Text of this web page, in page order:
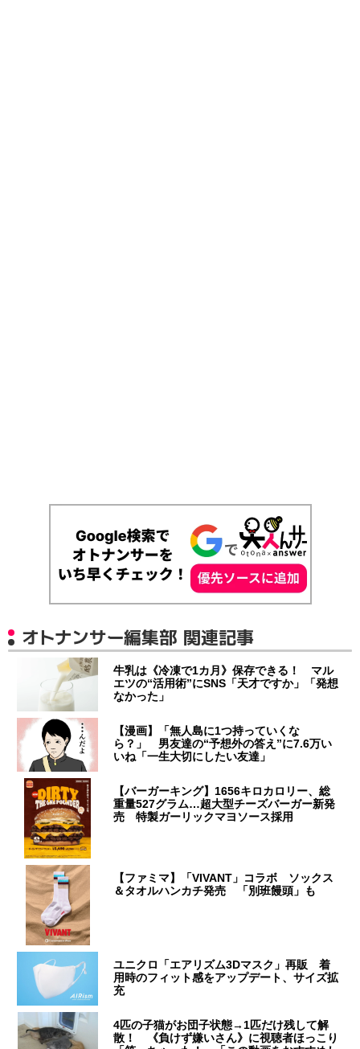
オトナンサー編集部 関連記事
牛乳は《冷凍で1カ月》保存できる！ マル
エツの“活用術”にSNS「天才ですか」「発想
なかった」
【漫画】「無人島に1つ持っていくな
ら？」 男友達の“予想外の答え”に7.6万い
いね「一生大切にしたい友達」
【バーガーキング】1656キロカロリー、総
重量527グラム…超大型チーズバーガー新発
売 特製ガーリックマヨソース採用
【ファミマ】「VIVANT」コラボ ソックス
＆タオルハンカチ発売 「別班饅頭」も
ユニクロ「エアリズム3Dマスク」再販 着
用時のフィット感をアップデート、サイズ拡
充
4匹の子猫がお団子状態→1匹だけ残して解
散！ 《負けず嫌いさん》に視聴者ほっこり